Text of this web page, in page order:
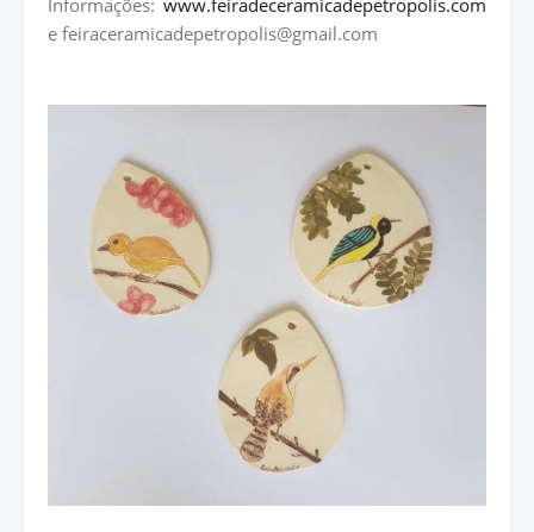
e feiraceramicadepetropolis@gmail.com